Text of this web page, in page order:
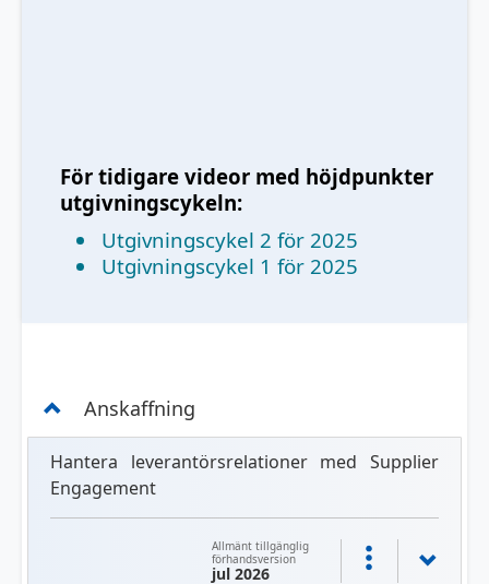
För tidigare videor med höjdpunkter
utgivningscykeln:
Utgivningscykel 2 för 2025
Utgivningscykel 1 för 2025
Anskaffning
Hantera leverantörsrelationer med Supplier
Engagement
Allmänt tillgänglig
förhandsversion
jul 2026